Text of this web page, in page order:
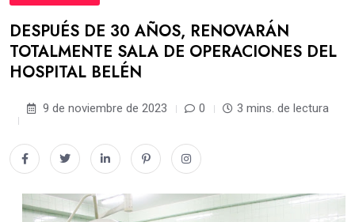
DESPUÉS DE 30 AÑOS, RENOVARÁN
TOTALMENTE SALA DE OPERACIONES DEL
HOSPITAL BELÉN
9 de noviembre de 2023 0 3 mins. de lectura